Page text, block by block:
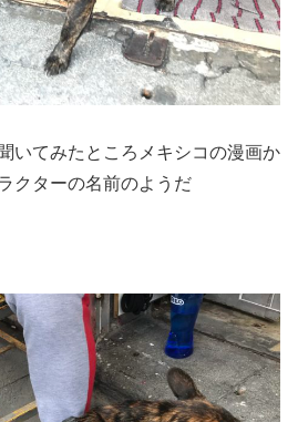
いてみたところメキシコの漫画か
クターの名前のようだ